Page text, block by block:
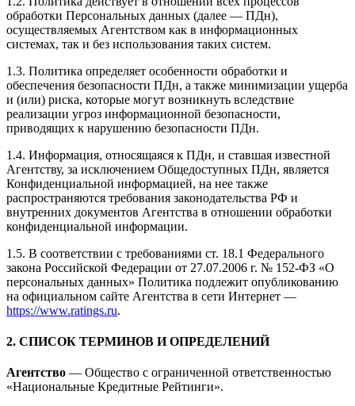
обработки Персональных данных (далее — ПДн),
осуществляемых Агентством как в информационных
системах, так и без использования таких систем.
1.3. Политика определяет особенности обработки и
обеспечения безопасности ПДн, а также минимизации ущерба
и (или) риска, которые могут возникнуть вследствие
реализации угроз информационной безопасности,
приводящих к нарушению безопасности ПДн.
1.4. Информация, относящаяся к ПДн, и ставшая известной
Агентству, за исключением Общедоступных ПДн, является
Конфиденциальной информацией, на нее также
распространяются требования законодательства РФ и
внутренних документов Агентства в отношении обработки
конфиденциальной информации.
1.5. В соответствии с требованиями ст. 18.1 Федерального
закона Российской Федерации от 27.07.2006 г. № 152-ФЗ «О
персональных данных» Политика подлежит опубликованию
на официальном сайте Агентства в сети Интернет —
https://www.ratings.ru.
2. СПИСОК ТЕРМИНОВ И ОПРЕДЕЛЕНИЙ
Агентство — Общество с ограниченной ответственностью
«Национальные Кредитные Рейтинги».